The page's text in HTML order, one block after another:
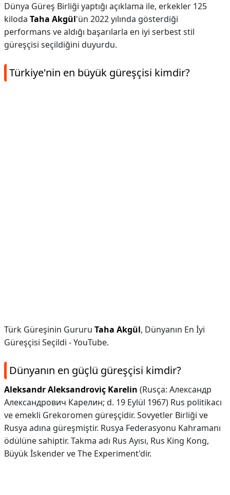
Dünya Güreş Birliği yaptığı açıklama ile, erkekler 125
kiloda Taha Akgül'ün 2022 yılında gösterdiği
performans ve aldığı başarılarla en iyi serbest stil
güreşçisi seçildiğini duyurdu.
Türkiye'nin en büyük güreşçisi kimdir?
Türk Güreşinin Gururu Taha Akgül, Dünyanın En İyi
Güreşçisi Seçildi - YouTube.
Dünyanın en güçlü güreşçisi kimdir?
Aleksandr Aleksandroviç Karelin (Rusça: Александр
Александрович Карелин; d. 19 Eylül 1967) Rus politikacı
ve emekli Grekoromen güreşçidir. Sovyetler Birliği ve
Rusya adına güreşmiştir. Rusya Federasyonu Kahramanı
ödülüne sahiptir. Takma adı Rus Ayısı, Rus King Kong,
Büyük İskender ve The Experiment'dir.